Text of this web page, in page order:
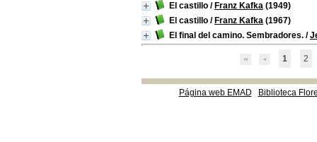
El castillo / Franz Kafka (1949)
El castillo / Franz Kafka (1967)
El final del camino. Sembradores. /
1 2
Página web EMAD Biblioteca